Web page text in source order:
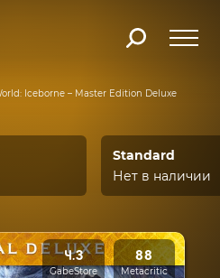
Iceborne – Master Edition Deluxe
Standard
Нет в наличии
4.3
GabeStore
88
Metacritic